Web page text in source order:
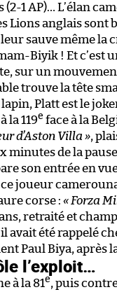
1 AP)… L’élan
Lions anglais sont
sauve même la
Biyik ! Et c’est
sur un
trouve la tête
Platt est le
la 119e face à la
d’Aston Villa »,
minutes de la
son entrée en
ce joueur
corse : « Forza
retraité et
avait été rappelé
Paul Biya, après
l’exploit…
à la 81e, puis